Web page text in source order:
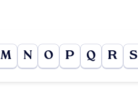
M N O P Q R S